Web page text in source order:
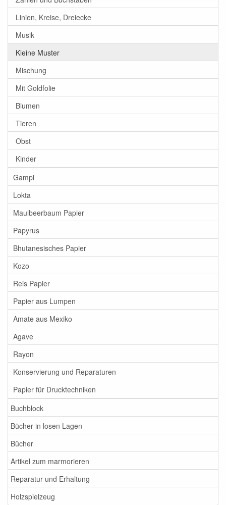
Linien, Kreise, Dreiecke
Musik
Kleine Muster
Mischung
Mit Goldfolie
Blumen
Tieren
Obst
Kinder
Gampi
Lokta
Maulbeerbaum Papier
Papyrus
Bhutanesisches Papier
Kozo
Reis Papier
Papier aus Lumpen
Amate aus Mexiko
Agave
Rayon
Konservierung und Reparaturen
Papier für Drucktechniken
Buchblock
Bücher in losen Lagen
Bücher
Artikel zum marmorieren
Reparatur und Erhaltung
Holzspielzeug